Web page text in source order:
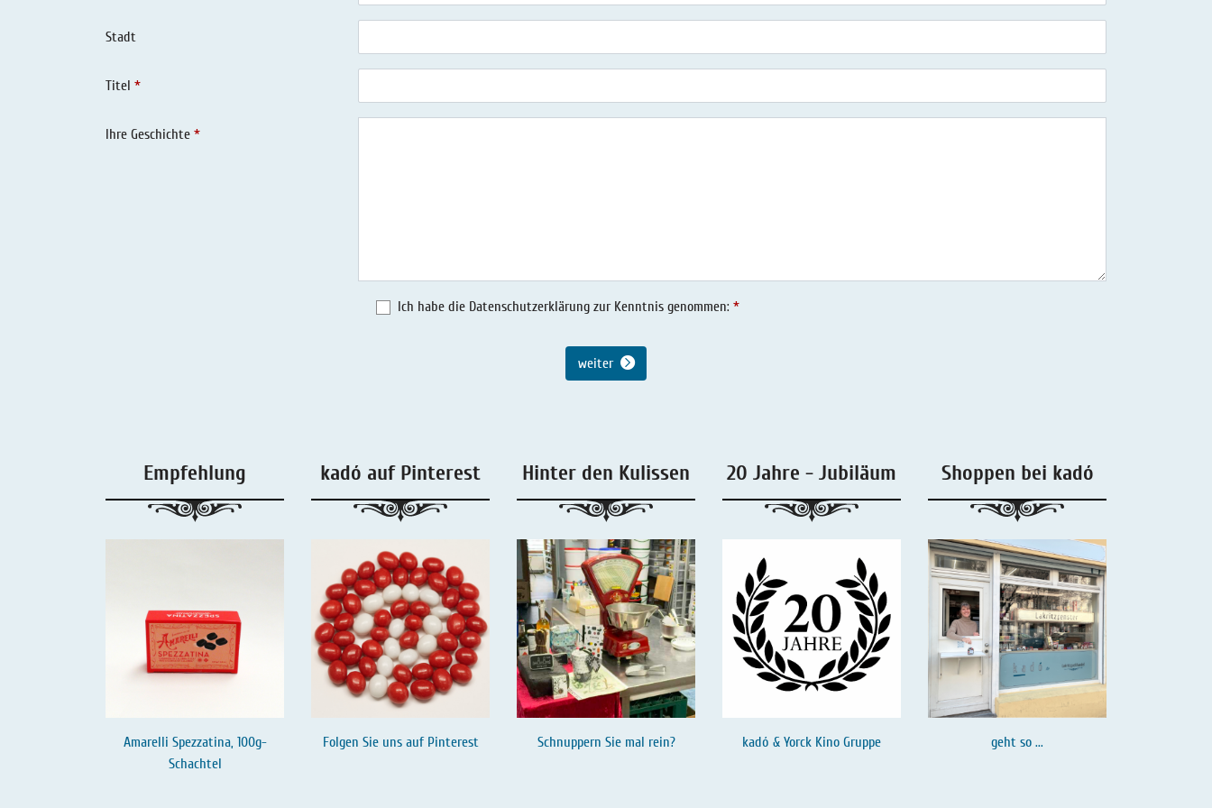
Stadt
Titel
Ihre Geschichte
Ich habe die Datenschutzerklärung zur Kenntnis genommen:
weiter
Empfehlung
Amarelli Spezzatina, 100g-
Schachtel
kadó auf Pinterest
Folgen Sie uns auf Pinterest
Hinter den Kulissen
Schnuppern Sie mal rein?
20 Jahre - Jubiläum
kadó & Yorck Kino Gruppe
Shoppen bei kadó
geht so ...